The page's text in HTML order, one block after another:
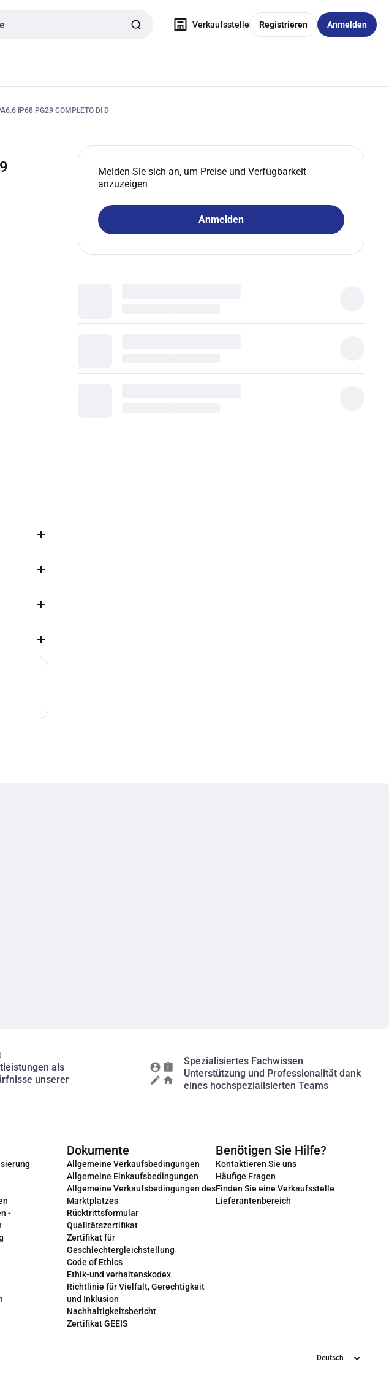
Verkaufsstelle Registrieren Anmelden
IP68 PG29 COMPLETO DI D
Melden Sie sich an, um Preise und Verfügbarkeit
anzuzeigen
Anmelden
als
unserer
Spezialisiertes Fachwissen
Unterstützung und Professionalität dank
eines hochspezialisierten Teams
-
Dokumente
Allgemeine Verkaufsbedingungen
Allgemeine Einkaufsbedingungen
Allgemeine Verkaufsbedingungen des
Marktplatzes
Rücktrittsformular
Qualitätszertifikat
Zertifikat für
Geschlechtergleichstellung
Code of Ethics
Ethik-und verhaltenskodex
Richtlinie für Vielfalt, Gerechtigkeit
und Inklusion
Nachhaltigkeitsbericht
Zertifikat GEEIS
Benötigen Sie Hilfe?
Kontaktieren Sie uns
Häufige Fragen
Finden Sie eine Verkaufsstelle
Lieferantenbereich
Sprache